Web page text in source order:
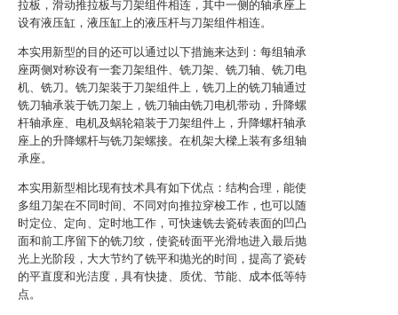
拉板，滑动推拉板与刀架组件相连，其中一侧的轴承座上
设有液压缸，液压缸上的液压杆与刀架组件相连。
本实用新型的目的还可以通过以下措施来达到：每组轴承
座两侧对称设有一套刀架组件、铣刀架、铣刀轴、铣刀电
机、铣刀。铣刀架装于刀架组件上，铣刀上的铣刀轴通过
铣刀轴承装于铣刀架上，铣刀轴由铣刀电机带动，升降螺
杆轴承座、电机及蜗轮箱装于刀架组件上，升降螺杆轴承
座上的升降螺杆与铣刀架螺接。在机架大樑上装有多组轴
承座。
本实用新型相比现有技术具有如下优点：结构合理，能使
多组刀架在不同时间、不同对向推拉穿梭工作，也可以随
时定位、定向、定时地工作，可快速铣去瓷砖表面的凹凸
面和前工序留下的铣刀纹，使瓷砖面平光滑地进入最后抛
光上光阶段，大大节约了铣平和抛光的时间，提高了瓷砖
的平直度和光洁度，具有快捷、质优、节能、成本低等特
点。